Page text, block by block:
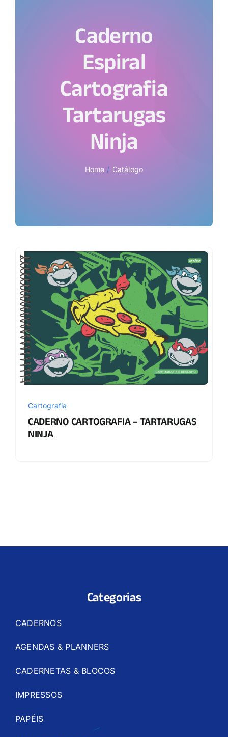
Caderno
Espiral
Cartografia
Tartarugas
Ninja
Home Catálogo
Cartografia
CADERNO CARTOGRAFIA – TARTARUGAS
NINJA
Categorias
CADERNOS
AGENDAS & PLANNERS
CADERNETAS & BLOCOS
IMPRESSOS
PAPÉIS